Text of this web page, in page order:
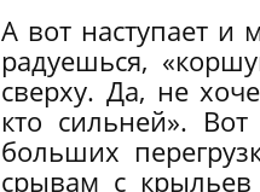
А вот наступает и
радуешься,
сверху. Да, не
кто сильней».
больших
срывам с крыльев